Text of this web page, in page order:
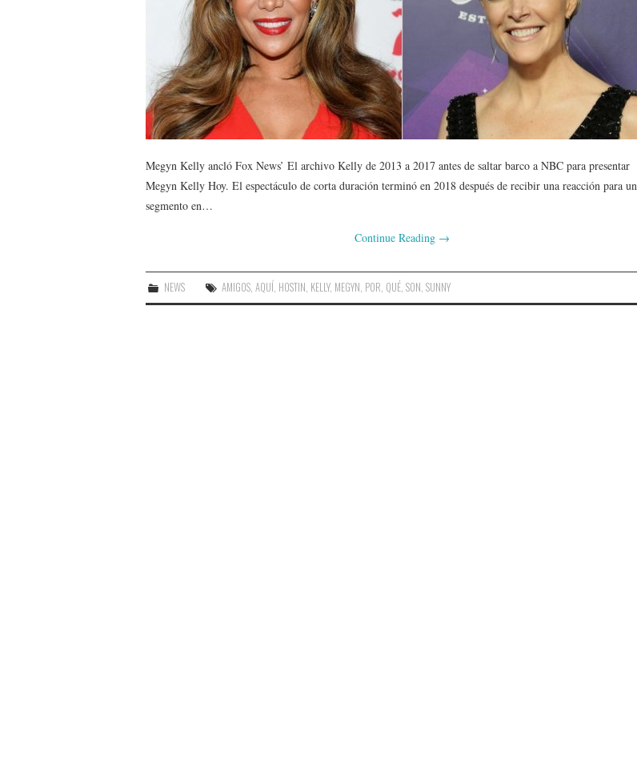
Megyn Kelly ancló Fox News’ El archivo Kelly de 2013 a 2017 antes de saltar barco a NBC para presentar
Megyn Kelly Hoy. El espectáculo de corta duración terminó en 2018 después de recibir una reacción para un
segmento en…
Continue Reading →
NEWS AMIGOS ,AQUÍ HOSTIN KELLY, MEGYN POR QUÉ ,SON ,SUNNY